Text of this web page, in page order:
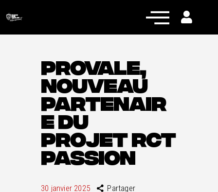
Actualités
Équipe pro
Nos équipes
Fan Zone
RCT Engagé
PROVALE,
NOUVEAU
PARTENAIR
E DU
PROJET RCT
PASSION
30 janvier 2025 Partager